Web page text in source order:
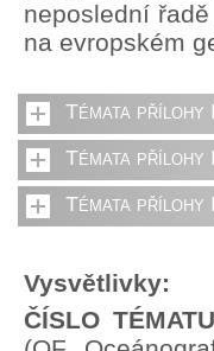
neposlední
na evropském
Témata přílohy I
Témata přílohy
Témata přílohy
Vysvětlivky:
ČÍSLO